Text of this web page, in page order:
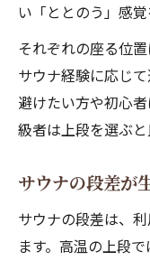
い「ととのう」感覚
それぞれの座る位
サウナ経験に応じ
避けたい方や初心
級者は上段を選ぶと
サウナの段差が
サウナの段差は、
ます。高温の上段